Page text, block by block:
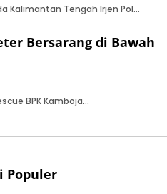
Kalimantan Tengah Irjen Pol…
Bersarang di Bawah
BPK Kamboja…
Populer